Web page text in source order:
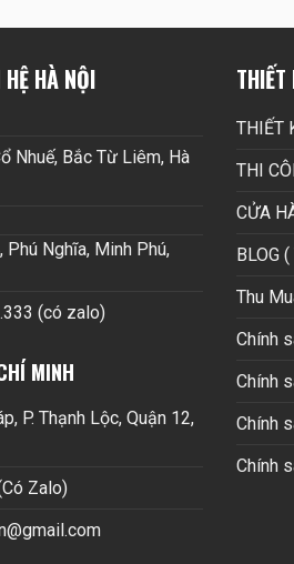
HÀ NỘI
Nhuế, Bắc Từ Liêm, Hà
Nghĩa, Minh Phú,
(có zalo)
MINH
P. Thạnh Lộc, Quận 12,
Zalo)
THIẾT
THI
CỬA
BLOG
Thu
Chính
Chính
Chính
Chính